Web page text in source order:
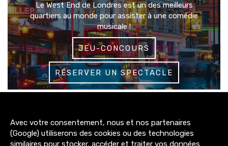
Le West End de Londres est un des meilleurs
quartiers au monde pour assister à une comédie
musicale !
JEU-CONCOURS
RÉSERVER UN SPECTACLE
3200+
abonnés
Avec votre consentement, nous et nos partenaires
(Google) utiliserons des cookies ou des technologies
similaires pour stocker, accéder et traiter vos données